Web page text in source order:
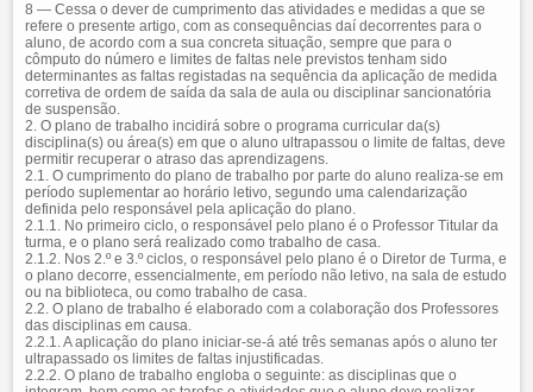
8 — Cessa o dever de cumprimento das atividades e medidas a que se
refere o presente artigo, com as consequências daí decorrentes para o
aluno, de acordo com a sua concreta situação, sempre que para o
cômputo do número e limites de faltas nele previstos tenham sido
determinantes as faltas registadas na sequência da aplicação de medida
corretiva de ordem de saída da sala de aula ou disciplinar sancionatória
de suspensão.
2. O plano de trabalho incidirá sobre o programa curricular da(s)
disciplina(s) ou área(s) em que o aluno ultrapassou o limite de faltas, deve
permitir recuperar o atraso das aprendizagens.
2.1. O cumprimento do plano de trabalho por parte do aluno realiza-se em
período suplementar ao horário letivo, segundo uma calendarização
definida pelo responsável pela aplicação do plano.
2.1.1. No primeiro ciclo, o responsável pelo plano é o Professor Titular da
turma, e o plano será realizado como trabalho de casa.
2.1.2. Nos 2.º e 3.º ciclos, o responsável pelo plano é o Diretor de Turma, e
o plano decorre, essencialmente, em período não letivo, na sala de estudo
ou na biblioteca, ou como trabalho de casa.
2.2. O plano de trabalho é elaborado com a colaboração dos Professores
das disciplinas em causa.
2.2.1. A aplicação do plano iniciar-se-á até três semanas após o aluno ter
ultrapassado os limites de faltas injustificadas.
2.2.2. O plano de trabalho engloba o seguinte: as disciplinas que o